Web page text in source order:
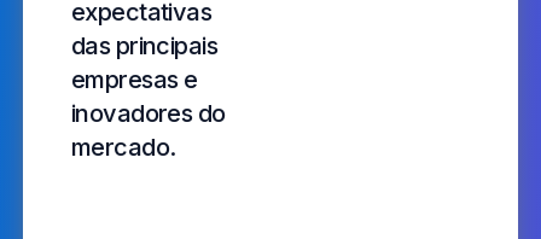
expectativas
das principais
empresas e
inovadores do
mercado.